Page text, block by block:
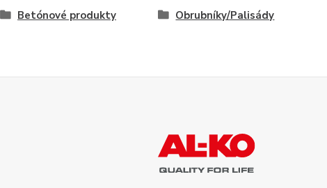
Betónové produkty Obrubníky/Palisády